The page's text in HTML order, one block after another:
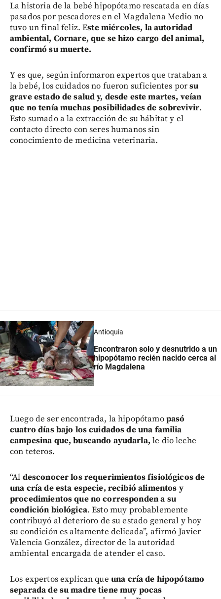
La historia de la bebé hipopótamo rescatada en días
pasados por pescadores en el Magdalena Medio no
tuvo un final feliz. Este miércoles, la autoridad
ambiental, Cornare, que se hizo cargo del animal,
confirmó su muerte.
Y es que, según informaron expertos que trataban a
la bebé, los cuidados no fueron suficientes porsu
grave estado de salud y, desde este martes, veían
que no tenía muchas posibilidades de sobrevivir.
Esto sumado a la extracción de su hábitat y el
contacto directo con seres humanos sin
conocimiento de medicina veterinaria.
Antioquia
Encontraron solo y desnutrido a un
hipopótamo recién nacido cerca al
río Magdalena
Luego de ser encontrada, la hipopótamopasó
cuatro días bajo los cuidados de una familia
campesina que, buscando ayudarla, le dio leche
con teteros.
“Al desconocer los requerimientos fisiológicos de
una cría de esta especie, recibió alimentos y
procedimientos que no corresponden a su
condición biológica. Esto muy probablemente
contribuyó al deterioro de su estado general y hoy
su condición es altamente delicada”, afirmó Javier
Valencia González, director de la autoridad
ambiental encargada de atender el caso.
Los expertos explican que una cría de hipopótamo
separada de su madre tiene muy pocas